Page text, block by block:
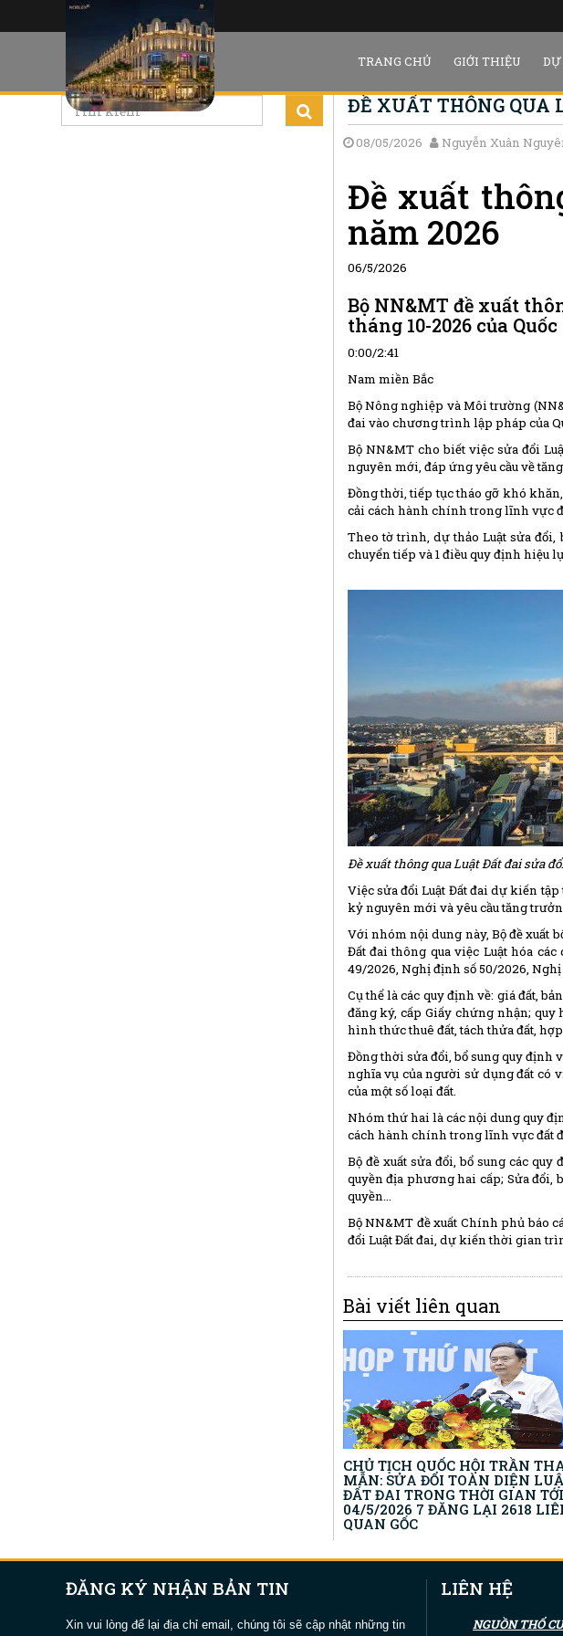
TRANG CHỦ GIỚI THIỆU
ĐỀ XUẤT THÔNG QUA
08/05/2026 Nguyễn Xuân
Đề xuất
năm 2026
06/5/2026
Bộ NN&MT đề xuất
tháng 10-2026 của
0:00/2:41
Nam miền Bắc
Bộ Nông nghiệp và Môi trường
đai vào chương trình lập pháp của
Bộ NN&MT cho biết việc sửa đổi
nguyên mới, đáp ứng yêu cầu về
Đồng thời, tiếp tục tháo gỡ khó
cải cách hành chính trong lĩnh vực
Theo tờ trình, dự thảo Luật sửa đổi,
chuyển tiếp và 1 điều quy định hiệu
Đề xuất thông qua Luật Đất đai sửa
Việc sửa đổi Luật Đất đai dự kiến
kỷ nguyên mới và yêu cầu tăng
Với nhóm nội dung này, Bộ đề xuất
Đất đai thông qua việc Luật hóa
49/2026, Nghị định số 50/2026, Nghị
Cụ thể là các quy định về: giá đất,
đăng ký, cấp Giấy chứng nhận;
hình thức thuê đất, tách thửa đất,
Đồng thời sửa đổi, bổ sung quy định
nghĩa vụ của người sử dụng đất có
của một số loại đất.
Nhóm thứ hai là các nội dung quy
cách hành chính trong lĩnh vực đất
Bộ đề xuất sửa đổi, bổ sung các
quyền địa phương hai cấp; Sửa đổi,
quyền…
Bộ NN&MT đề xuất Chính phủ báo
đổi Luật Đất đai, dự kiến thời gian
Bài viết liên quan
CHỦ TỊCH QUỐC HỘI TRẦN
MẪN: SỬA ĐỔI TOÀN DIỆN
ĐẤT ĐAI TRONG THỜI GIAN TỚI
04/5/2026 7 ĐĂNG LẠI 2618
QUAN GỐC
ĐĂNG KÝ NHẬN BẢN TIN
Xin vui lòng để lại địa chỉ email, chúng tôi sẽ cập nhật những tin
LIÊN HỆ
NGUỒN THỔ